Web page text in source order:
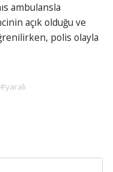
ambulansla
açık olduğu ve
polis olayla
#yaralı